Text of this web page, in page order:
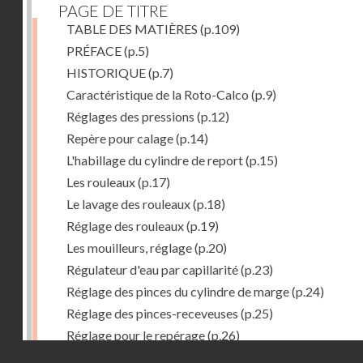
PAGE DE TITRE
TABLE DES MATIÈRES (p.109)
PRÉFACE(p.5)
HISTORIQUE(p.7)
Caractéristique de la Roto-Calco (p.9)
Réglages des pressions (p.12)
Repère pour calage(p.14)
L'habillage du cylindre de report(p.15)
Les rouleaux(p.17)
Le lavage des rouleaux(p.18)
Réglage des rouleaux(p.19)
Les mouilleurs, réglage(p.20)
Régulateur d'eau par capillarité(p.23)
Réglage des pinces du cylindre de marge(p.24)
Réglage des pinces-receveuses (p.25)
Réglage pour le repérage(p.26)